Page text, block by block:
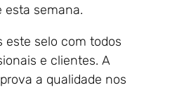
esta semana.
este selo com todos
e clientes. A
a qualidade nos